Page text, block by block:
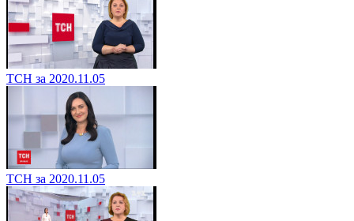
ТСН за 2020.11.05
ТСН за 2020.11.05